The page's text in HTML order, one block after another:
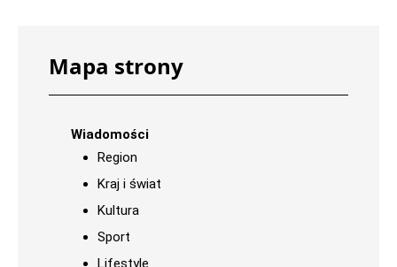
Mapa strony
Wiadomości
Region
Kraj i świat
Kultura
Sport
Lifestyle